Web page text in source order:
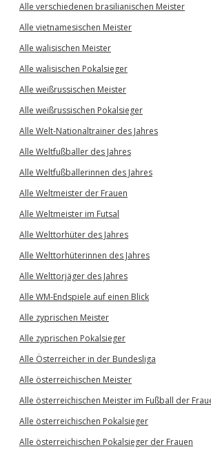
Alle verschiedenen brasilianischen Meister
Alle vietnamesischen Meister
Alle walisischen Meister
Alle walisischen Pokalsieger
Alle weißrussischen Meister
Alle weißrussischen Pokalsieger
Alle Welt-Nationaltrainer des Jahres
Alle Weltfußballer des Jahres
Alle Weltfußballerinnen des Jahres
Alle Weltmeister der Frauen
Alle Weltmeister im Futsal
Alle Welttorhüter des Jahres
Alle Welttorhüterinnen des Jahres
Alle Welttorjäger des Jahres
Alle WM-Endspiele auf einen Blick
Alle zyprischen Meister
Alle zyprischen Pokalsieger
Alle Österreicher in der Bundesliga
Alle österreichischen Meister
Alle österreichischen Meister im Fußball der
Alle österreichischen Pokalsieger
Alle österreichischen Pokalsieger der Frauen